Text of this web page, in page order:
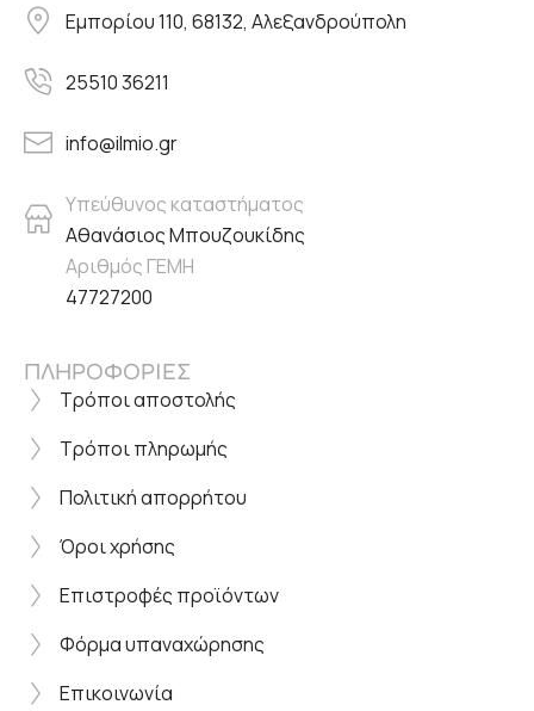
Εμπορίου 110, 68132, Αλεξανδρούπολη
25510 36211
info@ilmio.gr
Υπεύθυνος καταστήματος
Αθανάσιος Μπουζουκίδης
Αριθμός ΓΕΜΗ
47727200
ΠΛΗΡΟΦΟΡΙΕΣ
Τρόποι αποστολής
Τρόποι πληρωμής
Πολιτική απορρήτου
Όροι χρήσης
Επιστροφές προϊόντων
Φόρμα υπαναχώρησης
Επικοινωνία